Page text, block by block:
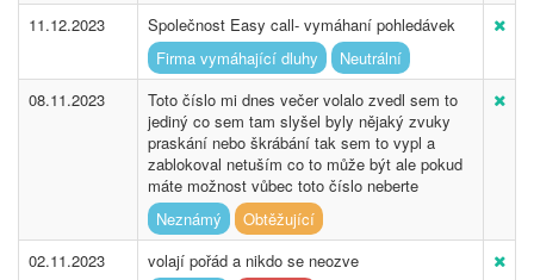
11.12.2023
Společnost Easy call- vymáhaní pohledávek
Firma vymáhající dluhy
Neutrální
08.11.2023
Toto číslo mi dnes večer volalo zvedl sem to
jediný co sem tam slyšel byly nějaký zvuky
praskání nebo škrábání tak sem to vypl a
zablokoval netuším co to může být ale pokud
máte možnost vůbec toto číslo neberte
Neznámý
Obtěžující
02.11.2023
volají pořád a nikdo se neozve